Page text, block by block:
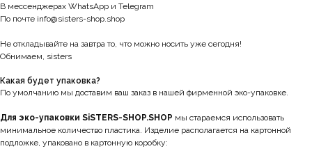
В мессенджерах WhatsApp и Telegram
По почте info@sisters-shop.shop
Не откладывайте на завтра то, что можно носить уже сегодня!
Обнимаем, sisters
Какая будет упаковка?
По умолчанию мы доставим ваш заказ в нашей фирменной эко-упаковке.
Для эко-упаковки SiSTERS-SHOP.SHOP мы стараемся использовать
минимальное количество пластика. Изделие располагается на картонной
подложке, упаковано в картонную коробку: